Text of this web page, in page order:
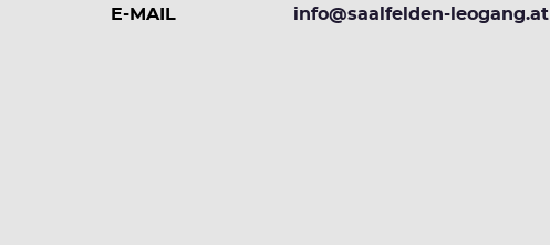
E-MAIL info@saalfelden-leogang.at